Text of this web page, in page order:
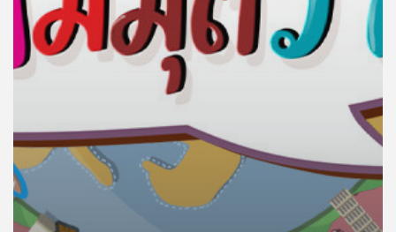
บทความ
ข่าว
เกี่ยว
กับ
เรา